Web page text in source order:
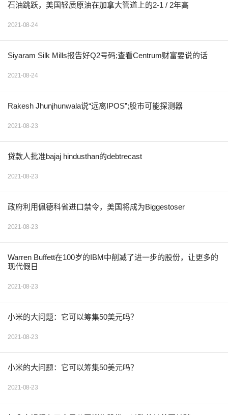
石油跳跃，美国轻质原油在加拿大管道上的2-1 / 2年高
2021-08-24
Siyaram Silk Mills报告好Q2号码;查看Centrum财富要说的话
2021-08-24
Rakesh Jhunjhunwala说“远离IPOS”;股市可能探测器
2021-08-23
贷款人批准bajaj hindusthan的debtrecast
2021-08-23
政府利用佩德科省进口禁令，美国将成为Biggestoser
2021-08-23
Warren Buffett在100岁的IBM中削减了进一步的股份，让更多的
现代假日
2021-08-23
小米的大问题：它可以筹集50美元吗？
2021-08-23
小米的大问题：它可以筹集50美元吗？
2021-08-23